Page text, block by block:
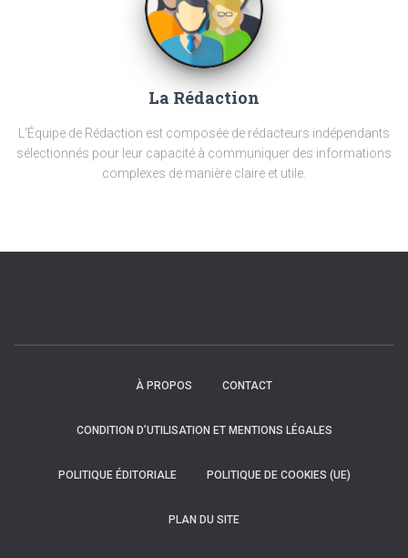
La Rédaction
L'Équipe de Rédaction est composée de rédacteurs indépendants
sélectionnés pour leur capacité à communiquer des informations
complexes de manière claire et utile.
À PROPOS CONTACT
CONDITION D’UTILISATION ET MENTIONS LÉGALES
POLITIQUE ÉDITORIALE POLITIQUE DE COOKIES (UE)
PLAN DU SITE